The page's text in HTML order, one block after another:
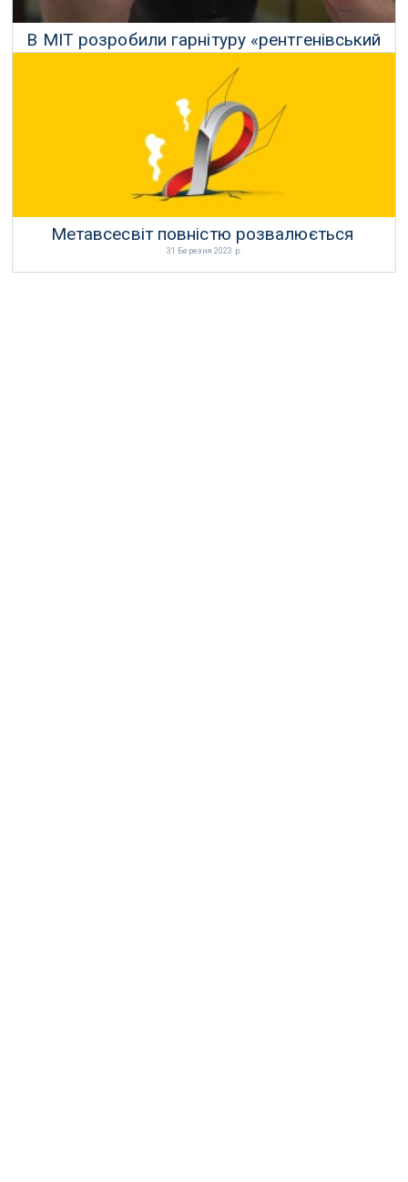
В MIT розробили гарнітуру «рентгенівський
зір», яка може бачити всередині коробок
03 Березня 2023 р.
Метавсесвіт повністю розвалюється
31 Березня 2023 р.